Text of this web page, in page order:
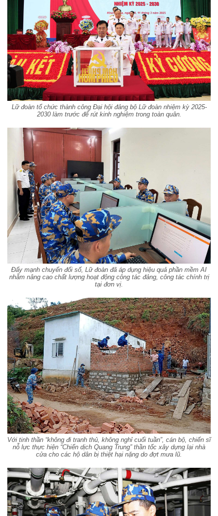
Lữ đoàn tổ chức thành công Đại hội đảng bộ Lữ đoàn nhiệm kỳ 2025-
2030 làm trước để rút kinh nghiệm trong toàn quân.
Đẩy mạnh chuyển đổi số, Lữ đoàn đã áp dụng hiệu quả phần mềm AI
nhằm nâng cao chất lượng hoạt động công tác đảng, công tác chính trị
tại đơn vị.
Với tinh thần “không đi tranh thủ, không nghỉ cuối tuần”, cán bộ, chiến sĩ
nỗ lực thực hiện “Chiến dịch Quang Trung” thần tốc xây dựng lại nhà
cửa cho các hộ dân bị thiệt hại nặng do đợt mưa lũ.